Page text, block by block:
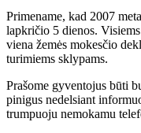
Primename, kad 2007
lapkričio 5 dienos.
viena žemės mokesčio
turimiems sklypams.
Prašome gyventojus būti
pinigus nedelsiant
trumpuoju nemokamu